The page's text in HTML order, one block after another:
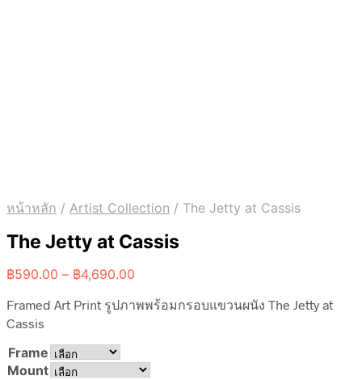
หน้าหลัก / Artist Collection / The Jetty at Cassis
The Jetty at Cassis
฿590.00 – ฿4,690.00
฿590.00
Framed Art Print รูปภาพพร้อมกรอบแขวนผนัง The Jetty at
Cassis
Frame
Mount